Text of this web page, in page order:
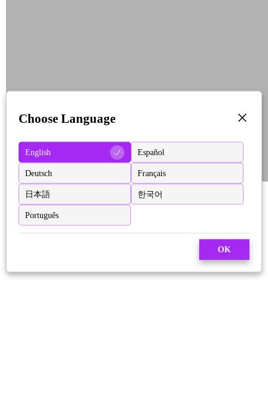
Choose Language
English Español
Deutsch Français
日本語 한국어
Português
OK